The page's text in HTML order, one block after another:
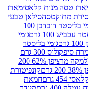
קלאסי מארז
סילאן טבעי
גומי בליסטר דובדבן 100
גומי
בליסטר
ממרח סיפקולוס 300 גרם
למקה מרציפן 62% 200
קונפיטורת
חמאת